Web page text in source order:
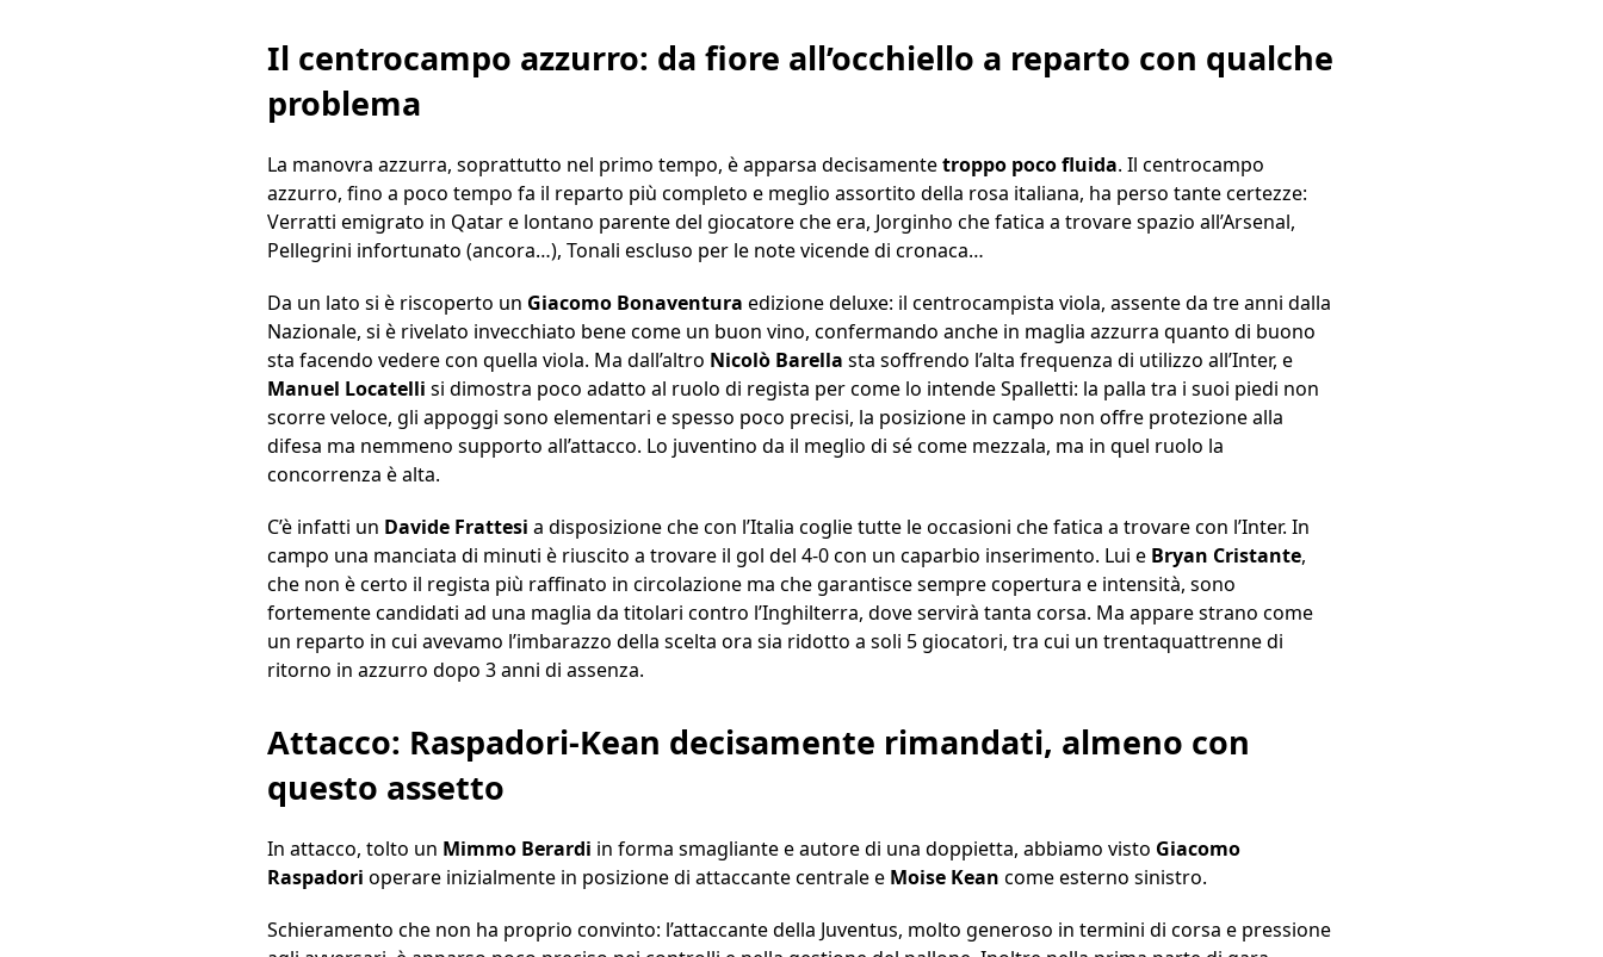
Il centrocampo azzurro: da fiore all’occhiello a reparto con qualche
problema
La manovra azzurra, soprattutto nel primo tempo, è apparsa decisamentetroppo poco fluida. Il centrocampo
azzurro, fino a poco tempo fa il reparto più completo e meglio assortito della rosa italiana, ha perso tante certezze:
Verratti emigrato in Qatar e lontano parente del giocatore che era, Jorginho che fatica a trovare spazio all’Arsenal,
Pellegrini infortunato (ancora…), Tonali escluso per le note vicende di cronaca…
Da un lato si è riscoperto un Giacomo Bonaventura edizione deluxe: il centrocampista viola, assente da tre anni dalla
Nazionale, si è rivelato invecchiato bene come un buon vino, confermando anche in maglia azzurra quanto di buono
sta facendo vedere con quella viola. Ma dall’altro Nicolò Barella sta soffrendo l’alta frequenza di utilizzo all’Inter, e
Manuel Locatelli si dimostra poco adatto al ruolo di regista per come lo intende Spalletti: la palla tra i suoi piedi non
scorre veloce, gli appoggi sono elementari e spesso poco precisi, la posizione in campo non offre protezione alla
difesa ma nemmeno supporto all’attacco. Lo juventino da il meglio di sé come mezzala, ma in quel ruolo la
concorrenza è alta.
C’è infatti un Davide Frattesi a disposizione che con l’Italia coglie tutte le occasioni che fatica a trovare con l’Inter. In
campo una manciata di minuti è riuscito a trovare il gol del 4-0 con un caparbio inserimento. Lui e Bryan Cristante,
che non è certo il regista più raffinato in circolazione ma che garantisce sempre copertura e intensità, sono
fortemente candidati ad una maglia da titolari contro l’Inghilterra, dove servirà tanta corsa. Ma appare strano come
un reparto in cui avevamo l’imbarazzo della scelta ora sia ridotto a soli 5 giocatori, tra cui un trentaquattrenne di
ritorno in azzurro dopo 3 anni di assenza.
Attacco: Raspadori-Kean decisamente rimandati, almeno con
questo assetto
In attacco, tolto un Mimmo Berardi in forma smagliante e autore di una doppietta, abbiamo visto Giacomo
Raspadori operare inizialmente in posizione di attaccante centrale e Moise Kean come esterno sinistro.
Schieramento che non ha proprio convinto: l’attaccante della Juventus, molto generoso in termini di corsa e pressione